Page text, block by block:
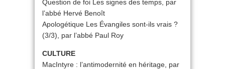
Question de foi Les signes des temps, par
l’abbé Hervé Benoît
Apologétique Les Évangiles sont-ils vrais ?
(3/3), par l’abbé Paul Roy
CULTURE
MacIntyre : l’antimodernité en héritage, par